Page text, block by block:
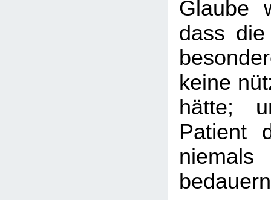
Glaube
dass
keine
hätte;
Patient